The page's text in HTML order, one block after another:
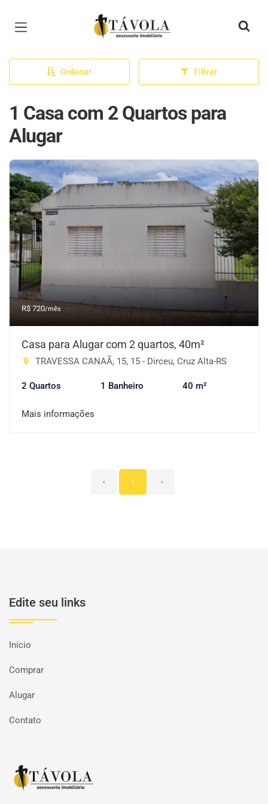
Página inicial
Ordenar Filtrar
1 Casa com 2 Quartos para
Alugar
R$ 720/mês
Casa para Alugar com 2 quartos, 40m²
TRAVESSA CANAÃ, 15, 15 - Dirceu, Cruz Alta-RS
2 Quartos 1 Banheiro 40 m²
Mais informações
‹ 1 ›
Edite seu links
Início
Comprar
Alugar
Contato
Página inicial